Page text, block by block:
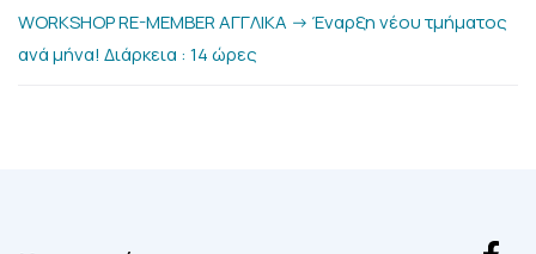
WORKSHOP RE-MEMBER ΑΓΓΛΙΚΑ -> Έναρξη νέου τμήματος
ανά μήνα! Διάρκεια : 14 ώρες